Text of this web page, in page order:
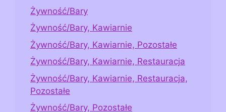
Żywność/Bary
Żywność/Bary, Kawiarnie
Żywność/Bary, Kawiarnie, Pozostałe
Żywność/Bary, Kawiarnie, Restauracja
Żywność/Bary, Kawiarnie, Restauracja,
Pozostałe
Żywność/Bary, Pozostałe